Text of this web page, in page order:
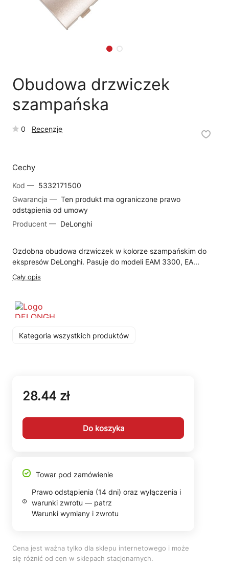
Obudowa drzwiczek
szampańska
0 Recenzje
Cechy
Kod — 5332171500
Gwarancja — Ten produkt ma ograniczone prawo
odstąpienia od umowy
Producent — DeLonghi
Ozdobna obudowa drzwiczek w kolorze szampańskim do
ekspresów DeLonghi. Pasuje do modeli EAM 3300, EA...
Cały opis
Kategoria wszystkich produktów
28.44 zł
Do koszyka
Towar pod zamówienie
Prawo odstąpienia (14 dni) oraz wyłączenia i
warunki zwrotu — patrz
Warunki wymiany i zwrotu
Cena jest ważna tylko dla sklepu internetowego i może
się różnić od cen w sklepach stacjonarnych.
Reklamacja naprawy